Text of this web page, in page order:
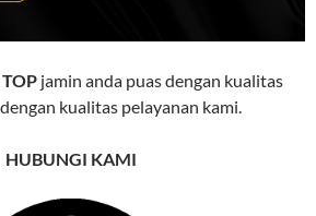
jamin anda puas dengan kualitas
kualitas pelayanan kami.
HUBUNGI KAMI